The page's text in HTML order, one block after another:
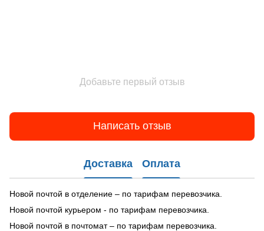
Добавьте первый отзыв
Написать отзыв
Доставка Оплата
Новой почтой в отделение – по тарифам перевозчика.
Новой почтой курьером - по тарифам перевозчика.
Новой почтой в почтомат – по тарифам перевозчика.